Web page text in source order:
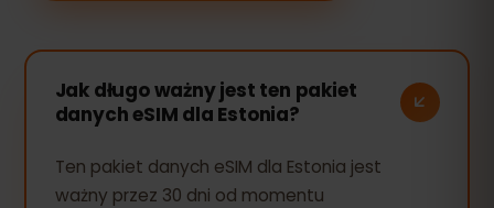
Jak długo ważny jest ten pakiet
danych eSIM dla Estonia?
Ten pakiet danych eSIM dla Estonia jest
ważny przez 30 dni od momentu